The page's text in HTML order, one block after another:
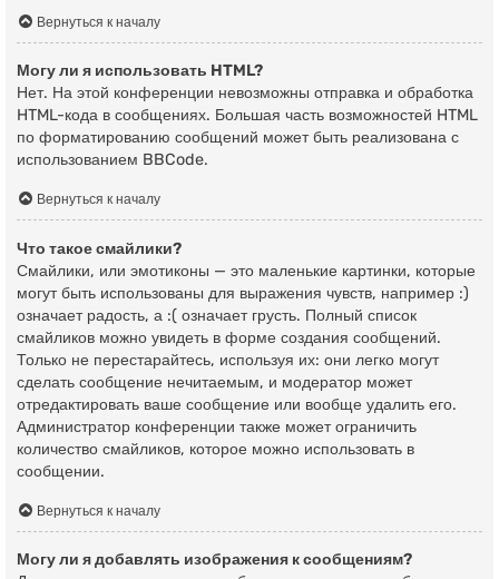
Вернуться к началу
Могу ли я использовать HTML?
Нет. На этой конференции невозможны отправка и обработка
HTML-кода в сообщениях. Большая часть возможностей HTML
по форматированию сообщений может быть реализована с
использованием BBCode.
Вернуться к началу
Что такое смайлики?
Смайлики, или эмотиконы — это маленькие картинки, которые
могут быть использованы для выражения чувств, например :)
означает радость, а :( означает грусть. Полный список
смайликов можно увидеть в форме создания сообщений.
Только не перестарайтесь, используя их: они легко могут
сделать сообщение нечитаемым, и модератор может
отредактировать ваше сообщение или вообще удалить его.
Администратор конференции также может ограничить
количество смайликов, которое можно использовать в
сообщении.
Вернуться к началу
Могу ли я добавлять изображения к сообщениям?